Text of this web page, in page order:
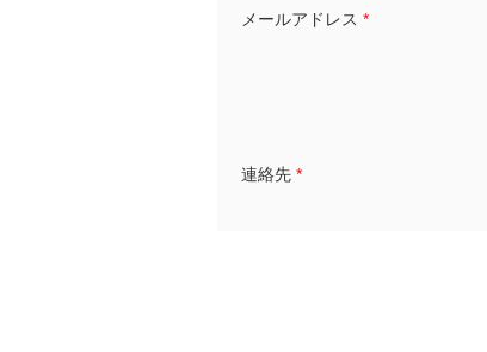
メールアドレス *
連絡先 *